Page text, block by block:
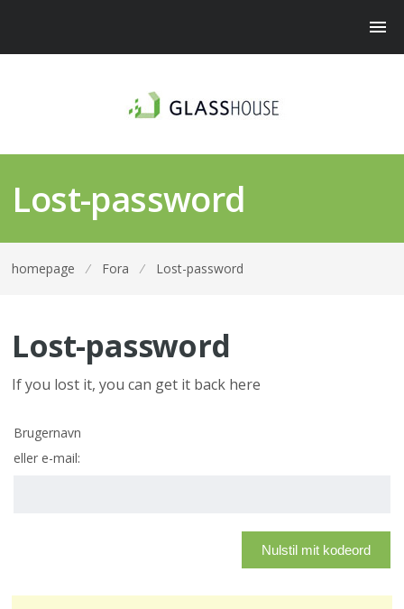
Lost-password
homepage ⁄ Fora ⁄ Lost-password
Lost-password
If you lost it, you can get it back here
Brugernavn
eller e-mail:
Nulstil mit kodeord